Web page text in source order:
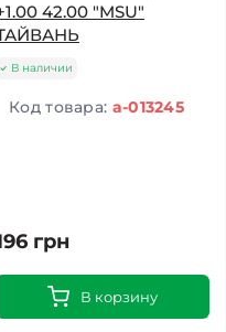
42.00 "MSU"
В наличии
Код товара: a-013245
грн
В корзину